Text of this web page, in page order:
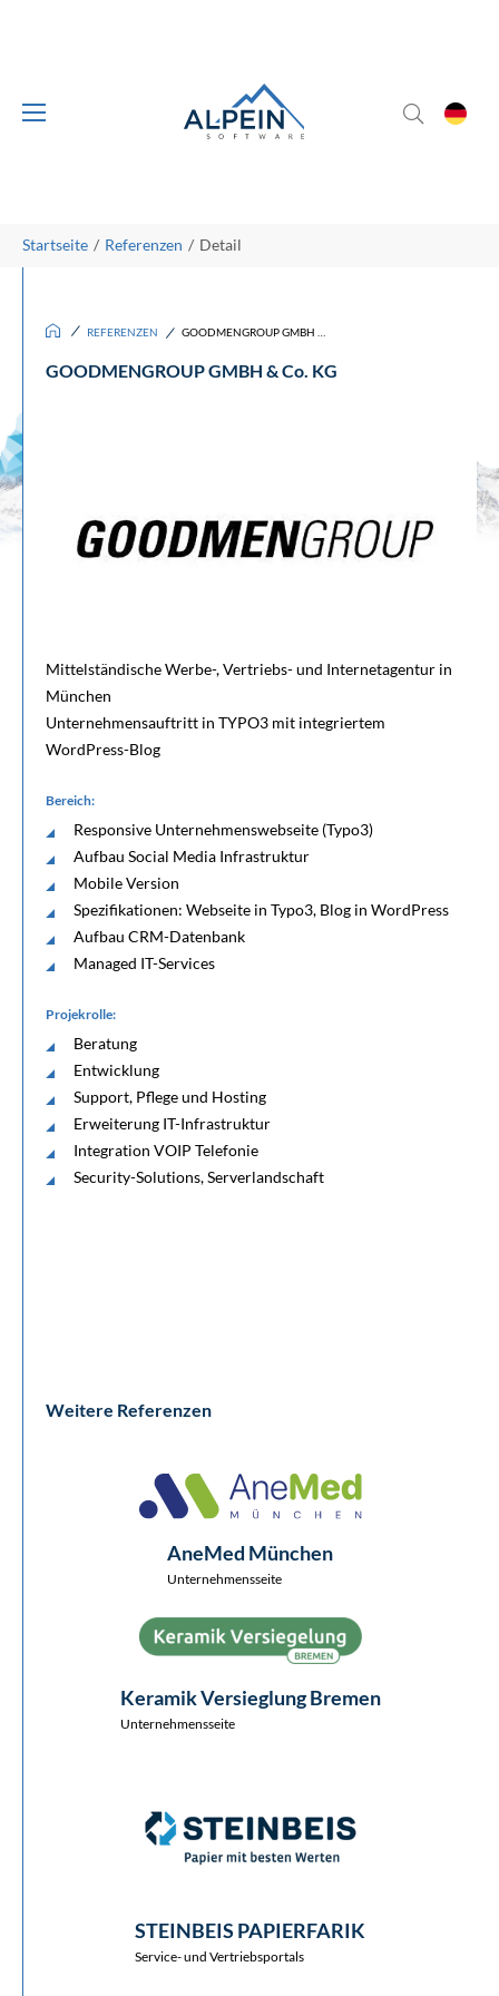
You are here:
Startseite Referenzen Detail
/ REFERENZEN /
GOODMENGROUP GMBH & Co. KG
Mittelständische Werbe-, Vertriebs- und Internetagentur in
München
Unternehmensauftritt in TYPO3 mit integriertem
WordPress-Blog
Bereich:
Responsive Unternehmenswebseite (Typo3)
Aufbau Social Media Infrastruktur
Mobile Version
Spezifikationen: Webseite in Typo3, Blog in WordPress
Aufbau CRM-Datenbank
Managed IT-Services
Projekrolle:
Beratung
Entwicklung
Support, Pflege und Hosting
Erweiterung IT-Infrastruktur
Integration VOIP Telefonie
Security-Solutions, Serverlandschaft
Weitere Referenzen
AneMed München
Unternehmensseite
Keramik Versieglung Bremen
Unternehmensseite
STEINBEIS PAPIERFARIK
Service- und Vertriebsportals